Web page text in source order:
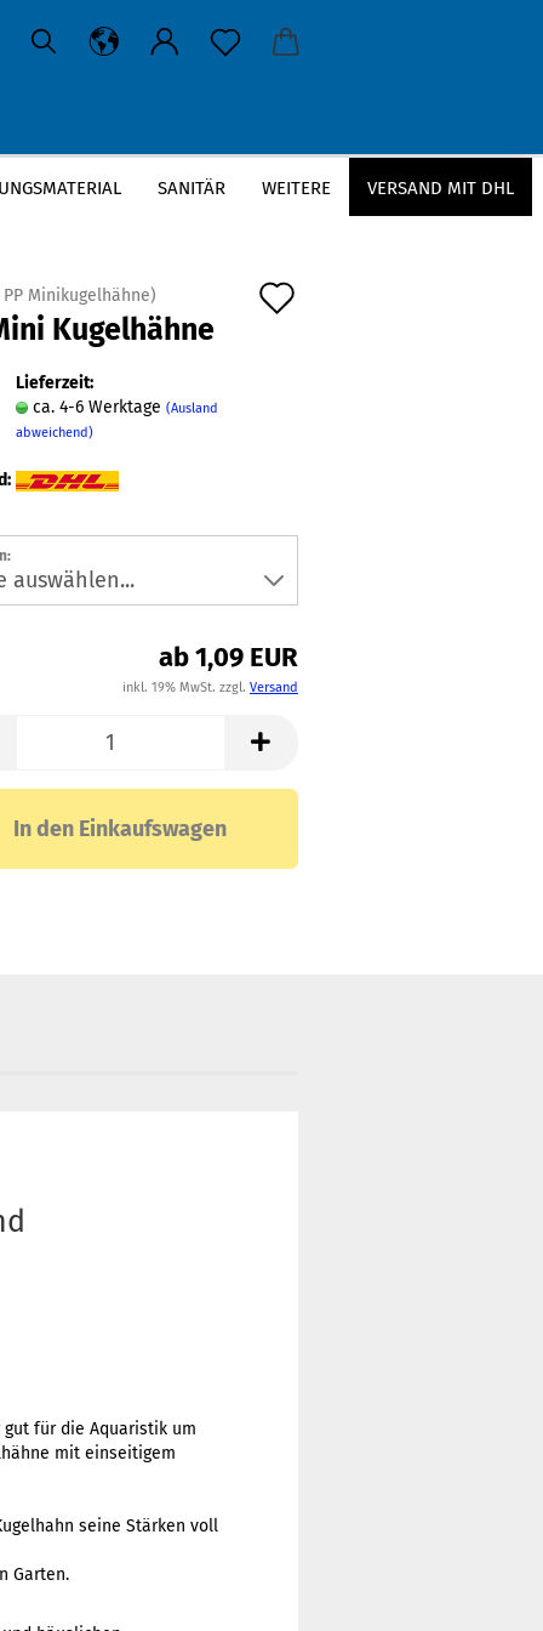
SANITÄR VERSAND MIT DHL
WEITERE
PP Minikugelhähne)
Kugelhähne
Lieferzeit:
ca. 4-6 Werktage (Ausland
abweichend)
ab 1,09 EUR
inkl. 19% MwSt. zzgl. Versand
In den Einkaufswagen
für die Aquaristik um
mit einseitigem
seine Stärken voll
Garten.